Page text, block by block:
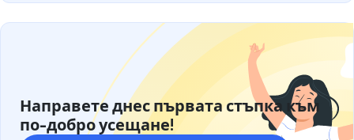
Направете днес първата стъпка към
по-добро усещане!